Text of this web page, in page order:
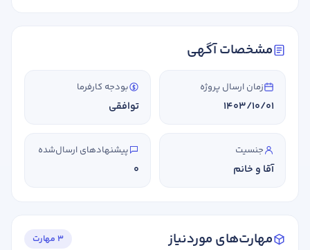
مشخصات آگهی
زمان ارسال پروژه
1403/10/01
بودجه کارفرما
توافقی
جنسیت
آقا و خانم
پیشنهادهای ارسال‌شده
0
مهارت‌های موردنیاز 3 مهارت